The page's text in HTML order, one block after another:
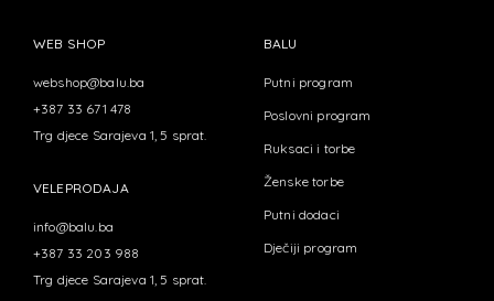
WEB SHOP
webshop@balu.ba
+387 33 671 478
Trg djece Sarajeva 1, 5 sprat.
VELEPRODAJA
info@balu.ba
+387 33 203 988
Trg djece Sarajeva 1, 5 sprat.
BALU
Putni program
Poslovni program
Ruksaci i torbe
Ženske torbe
Putni dodaci
Dječiji program